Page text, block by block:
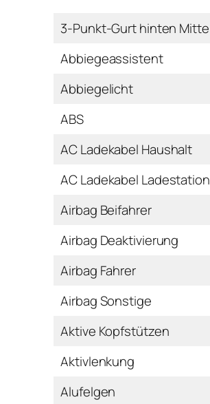
3-Punkt-Gurt hinten Mitte
Abbiegeassistent
Abbiegelicht
ABS
AC Ladekabel Haushalt
AC Ladekabel Ladestation
Airbag Beifahrer
Airbag Deaktivierung
Airbag Fahrer
Airbag Sonstige
Aktive Kopfstützen
Aktivlenkung
Alufelgen